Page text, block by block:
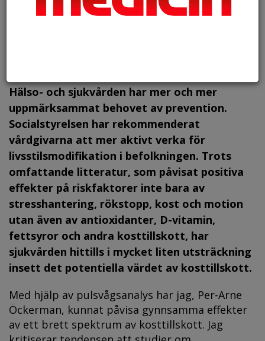
Hälso- och sjukvården har mer och mer
uppmärksammat behovet av prevention.
Socialstyrelsen har rekommenderat
vårdgivarna att mer aktivt verka för
livsstilsmodifikation i befolkningen. Trots
omfattande litteratur, som påvisat positiva
effekter på riskfaktorer inte bara av
stresshantering, rökstopp, kost och motion
utan även av antioxidanter, D-vitamin,
fettsyror och andra kosttillskott, har
sjukvården hittills i mycket liten utsträckning
insett det potentiella värdet av kosttillskott.
Med hjälp av pulsvågsanalys har jag, Per-Arne
Öckerman, kunnat påvisa gynnsamma effekter
av ett brett spektrum av kosttillskott. Jag